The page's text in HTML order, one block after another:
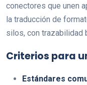
conectores que unen
la traducción de
silos, con trazabilidad
Criterios para
Estándares